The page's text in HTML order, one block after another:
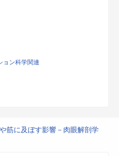
ョン科学関連
筋に及ぼす影響－肉眼解剖学